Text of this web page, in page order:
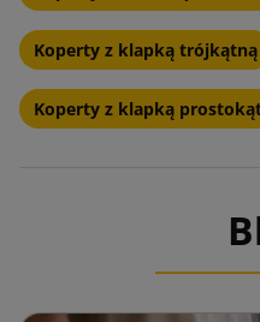
Koperty z klapką trójkątną
Koperty z klapką